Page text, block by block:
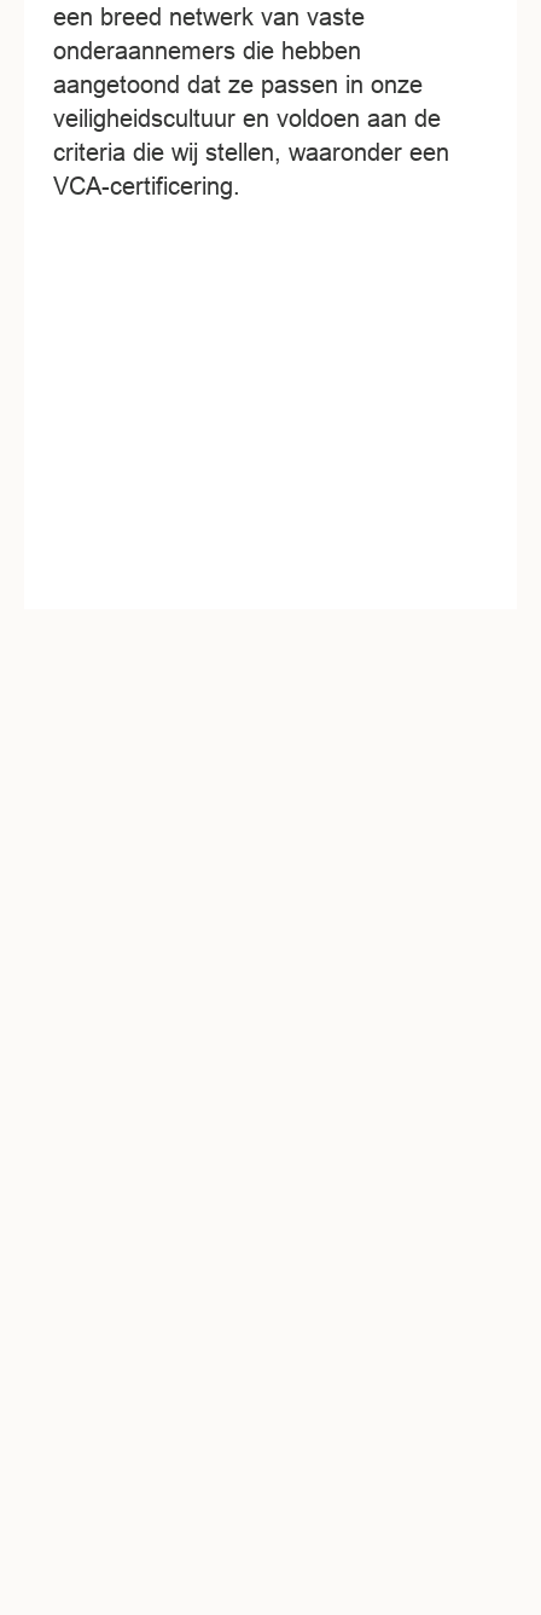
een breed netwerk van vaste
onderaannemers die hebben
aangetoond dat ze passen in onze
veiligheidscultuur en voldoen aan de
criteria die wij stellen, waaronder een
VCA-certificering.